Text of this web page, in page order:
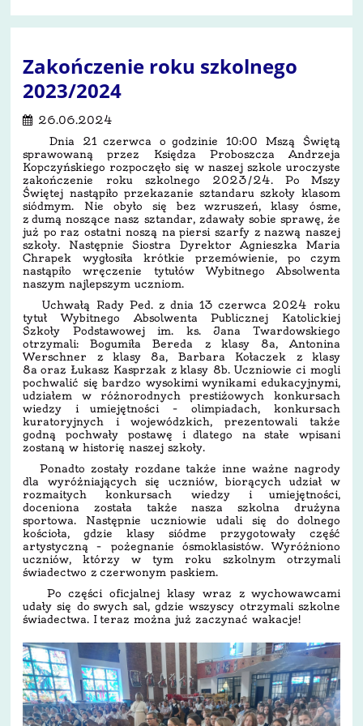
Zakończenie roku szkolnego
2023/2024
26.06.2024
Dnia 21 czerwca o godzinie 10:00 Mszą Świętą
sprawowaną przez Księdza Proboszcza Andrzeja
Kopczyńskiego rozpoczęło się w naszej szkole uroczyste
zakończenie roku szkolnego 2023/24. Po Mszy
Świętej nastąpiło przekazanie sztandaru szkoły klasom
siódmym. Nie obyło się bez wzruszeń, klasy ósme,
z dumą noszące nasz sztandar, zdawały sobie sprawę, że
już po raz ostatni noszą na piersi szarfy z nazwą naszej
szkoły. Następnie Siostra Dyrektor Agnieszka Maria
Chrapek wygłosiła krótkie przemówienie, po czym
nastąpiło wręczenie tytułów Wybitnego Absolwenta
naszym najlepszym uczniom.
Uchwałą Rady Ped. z dnia 13 czerwca 2024 roku
tytuł Wybitnego Absolwenta Publicznej Katolickiej
Szkoły Podstawowej im. ks. Jana Twardowskiego
otrzymali: Bogumiła Bereda z klasy 8a, Antonina
Werschner z klasy 8a, Barbara Kołaczek z klasy
8a oraz Łukasz Kasprzak z klasy 8b. Uczniowie ci mogli
pochwalić się bardzo wysokimi wynikami edukacyjnymi,
udziałem w różnorodnych prestiżowych konkursach
wiedzy i umiejętności – olimpiadach, konkursach
kuratoryjnych i wojewódzkich, prezentowali także
godną pochwały postawę i dlatego na stałe wpisani
zostaną w historię naszej szkoły.
Ponadto zostały rozdane także inne ważne nagrody
dla wyróżniających się uczniów, biorących udział w
rozmaitych konkursach wiedzy i umiejętności,
doceniona została także nasza szkolna drużyna
sportowa. Następnie uczniowie udali się do dolnego
kościoła, gdzie klasy siódme przygotowały część
artystyczną – pożegnanie ósmoklasistów. Wyróżniono
uczniów, którzy w tym roku szkolnym otrzymali
świadectwo z czerwonym paskiem.
Po części oficjalnej klasy wraz z wychowawcami
udały się do swych sal, gdzie wszyscy otrzymali szkolne
świadectwa. I teraz można już zaczynać wakacje!